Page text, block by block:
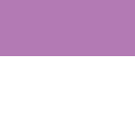
בלט דיסק